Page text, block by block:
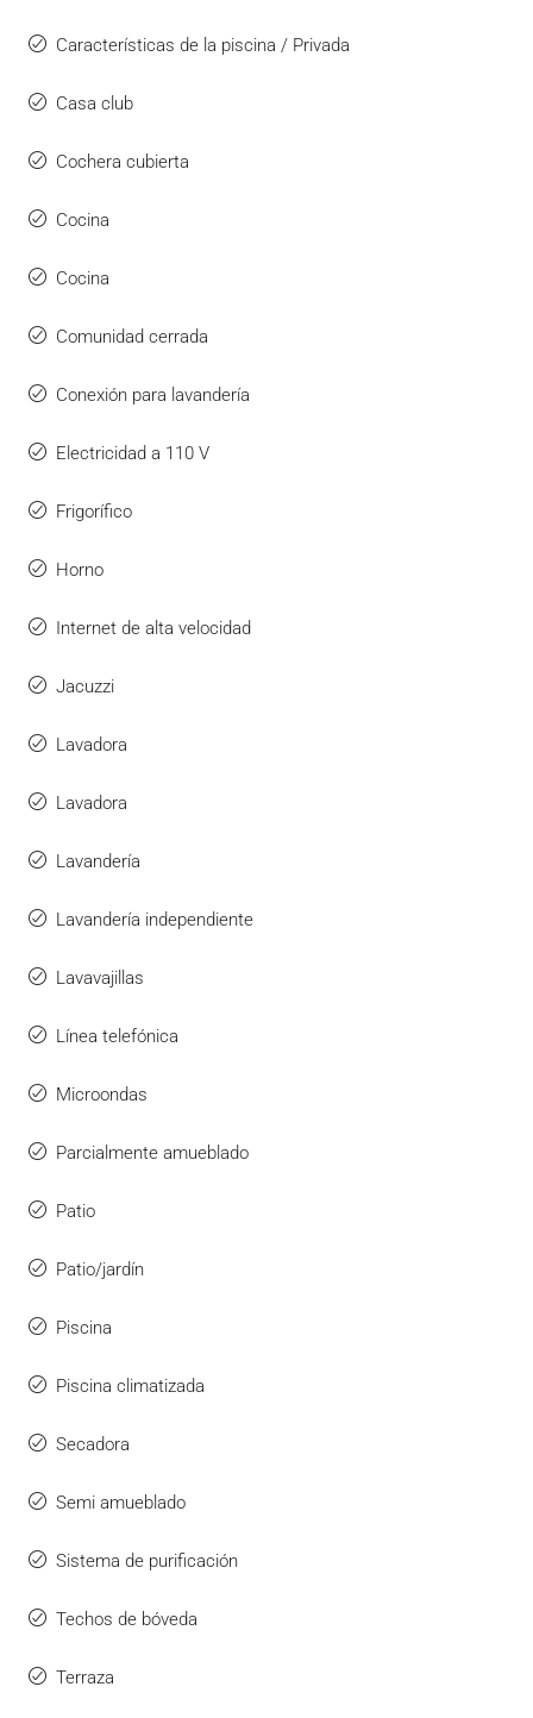
Características de la piscina / Privada
Casa club
Cochera cubierta
Cocina
Cocina
Comunidad cerrada
Conexión para lavandería
Electricidad a 110 V
Frigorífico
Horno
Internet de alta velocidad
Jacuzzi
Lavadora
Lavadora
Lavandería
Lavandería independiente
Lavavajillas
Línea telefónica
Microondas
Parcialmente amueblado
Patio
Patio/jardín
Piscina
Piscina climatizada
Secadora
Semi amueblado
Sistema de purificación
Techos de bóveda
Terraza